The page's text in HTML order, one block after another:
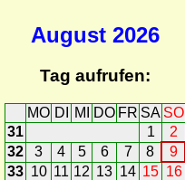
August 2026
Tag aufrufen:
MO DI MI DO FR SA SO
31
1
2
32
3 4 5 6 7 8
9
33 10 11 12 13 14 15 16